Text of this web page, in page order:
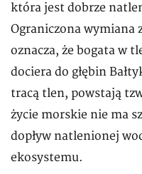
która jest dobrze
Ograniczona wymiana
oznacza, że bogata w
dociera do głębin
tracą tlen, powstają
życie morskie nie ma
dopływ natlenionej
ekosystemu.